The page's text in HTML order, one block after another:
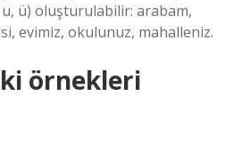
ü) oluşturulabilir: arabam,
evimiz, okulunuz, mahalleniz.
örnekleri